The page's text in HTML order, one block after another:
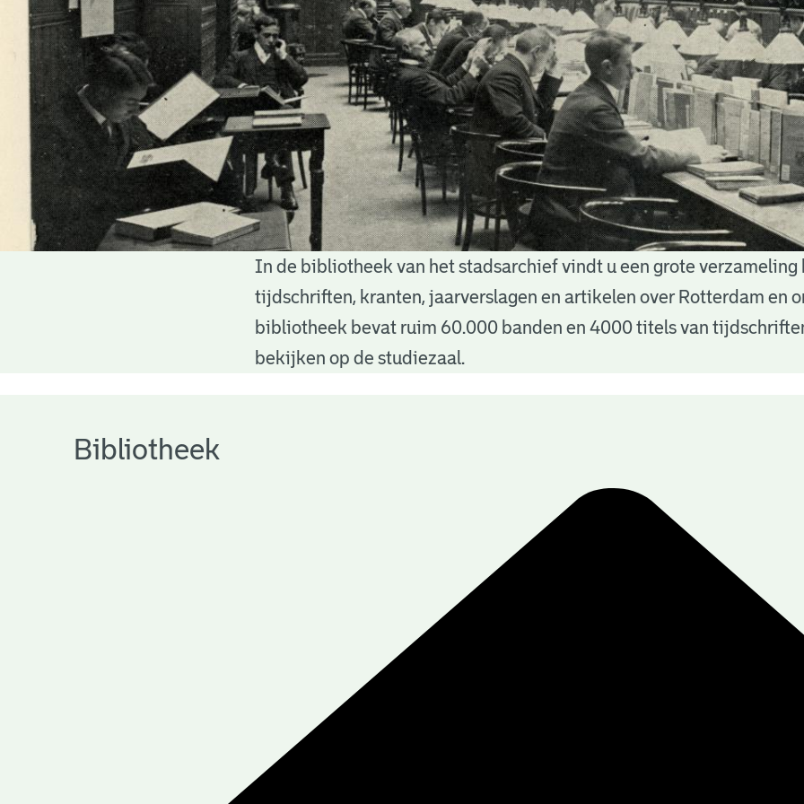
In de bibliotheek van het stadsarchief vindt u een grote verzameling
tijdschriften, kranten, jaarverslagen en artikelen over Rotterdam en
bibliotheek bevat ruim 60.000 banden en 4000 titels van
bekijken op de studiezaal.
Bibliotheek